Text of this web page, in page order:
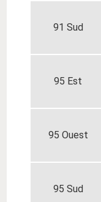
91 Sud
95 Est
95 Ouest
95 Sud